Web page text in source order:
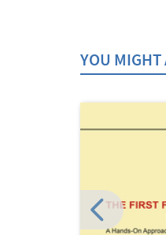
YOU MIGHT